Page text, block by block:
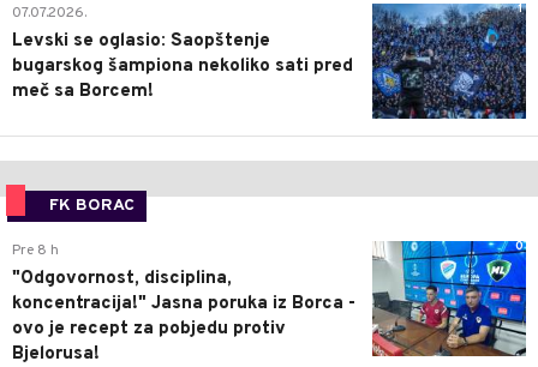
1
07.07.2026.
Levski se oglasio: Saopštenje
bugarskog šampiona nekoliko sati pred
meč sa Borcem!
FK BORAC
0
Pre 8 h
"Odgovornost, disciplina,
koncentracija!" Jasna poruka iz Borca -
ovo je recept za pobjedu protiv
Bjelorusa!